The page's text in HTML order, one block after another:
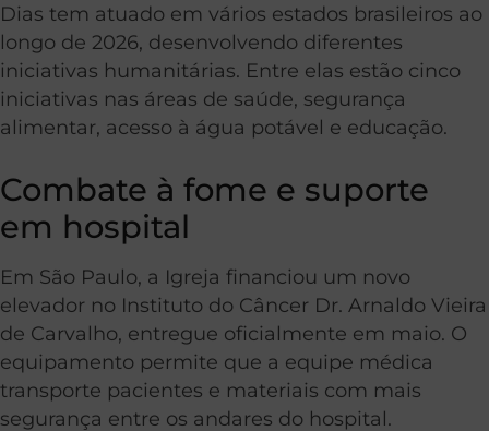
Dias tem atuado em vários estados brasileiros ao
longo de 2026, desenvolvendo diferentes
iniciativas humanitárias. Entre elas estão cinco
iniciativas nas áreas de saúde, segurança
alimentar, acesso à água potável e educação.
Combate à fome e suporte
em hospital
Em São Paulo, a Igreja financiou um novo
elevador no Instituto do Câncer Dr. Arnaldo Vieira
de Carvalho, entregue oficialmente em maio. O
equipamento permite que a equipe médica
transporte pacientes e materiais com mais
segurança entre os andares do hospital.